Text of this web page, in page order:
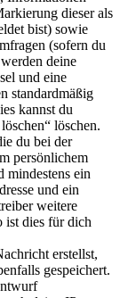
dieser als
bist) sowie
(sofern du
deine
und eine
standardmäßig
kannst du
löschen.
du bei der
persönlichem
mindestens ein
und ein
weitere
ist dies für dich
erstellst,
gespeichert.